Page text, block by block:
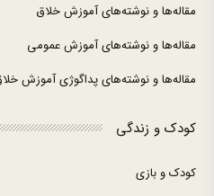
مقاله‌ها و نوشته‌های آموزش خلاق
مقاله‌ها و نوشته‌های آموزش عمومی
مقاله‌ها و نوشته‌های پداگوژی آموزش
کودک و زندگی
کودک و بازی